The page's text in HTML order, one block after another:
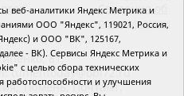
Сведения об
организации
81,
tumentoday@obl72.ru
Тюмень, Почтамт,
веб-аналитики Яндекс Метрика и
ООО "Яндекс", 119021, Россия,
и ООО "ВК", 125167,
- ВК). Сервисы Яндекс Метрика и
с целью сбора технических
работоспособности и улучшения